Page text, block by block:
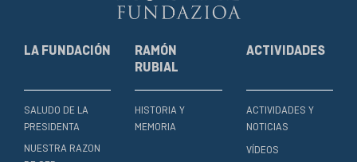
LA FUNDACIÓN
SALUDO DE LA
PRESIDENTA
NUESTRA RAZON
RAMÓN
RUBIAL
HISTORIA Y
MEMORIA
ACTIVIDADES
ACTIVIDADES Y
NOTICIAS
VÍDEOS